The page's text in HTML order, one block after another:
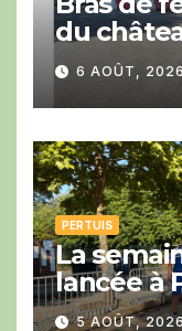
du
en main
6 AOÛT, 2026
PERTUIS
La
lancée à
5 AOÛT,